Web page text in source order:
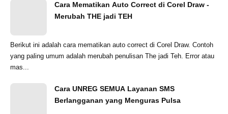
Cara Mematikan Auto Correct di Corel Draw -
Merubah THE jadi TEH
Berikut ini adalah cara mematikan auto correct di Corel Draw. Contoh
yang paling umum adalah merubah penulisan The jadi Teh. Error atau
mas...
Cara UNREG SEMUA Layanan SMS
Berlangganan yang Menguras Pulsa